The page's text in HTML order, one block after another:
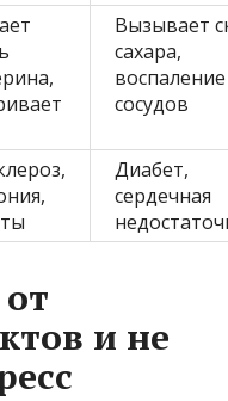
Вызывает
сахара,
воспаление
сосудов
Диабет,
сердечная
и не